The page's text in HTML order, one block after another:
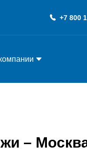
+7 800
–